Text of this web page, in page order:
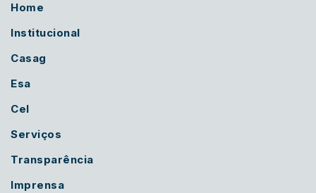
Home
Institucional
Casag
Esa
Cel
Serviços
Transparência
Imprensa